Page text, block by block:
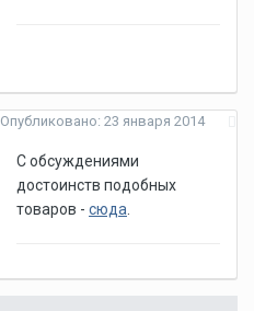
Опубликовано: 23 января 2014
С обсуждениями
достоинств подобных
товаров - сюда